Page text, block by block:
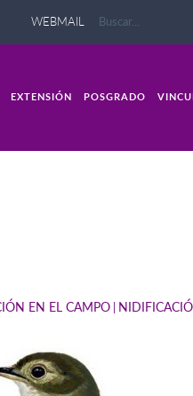
WEBMAIL
EXTENSIÓN POSGRADO
EN EL CAMPO